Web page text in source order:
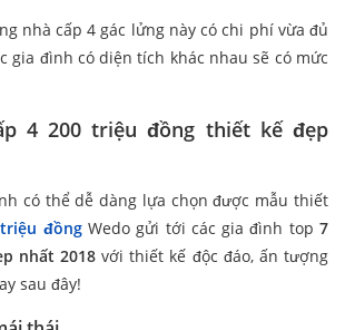
nhà cấp 4 gác lửng này có chi phí vừa đủ
gia đình có diện tích khác nhau sẽ có mức
4 200 triệu đồng thiết kế đẹp
có thể dễ dàng lựa chọn được mẫu thiết
đồngWedo gửi tới các gia đình top7
nhất 2018với thiết kế độc đáo, ấn tượng
sau đây!